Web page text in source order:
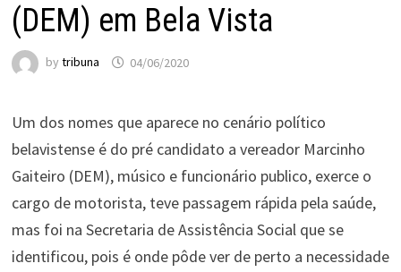
(DEM) em Bela Vista
by tribuna 04/06/2020
Um dos nomes que aparece no cenário político
belavistense é do pré candidato a vereador Marcinho
Gaiteiro (DEM), músico e funcionário publico, exerce o
cargo de motorista, teve passagem rápida pela saúde,
mas foi na Secretaria de Assistência Social que se
identificou, pois é onde pôde ver de perto a necessidade